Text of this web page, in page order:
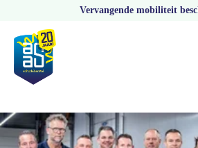
Vervangende mobiliteit